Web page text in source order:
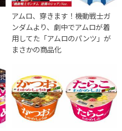
アムロ、穿きます！機動戦士ガ
ンダムより、劇中でアムロが着
用してた「アムロのパンツ」が
まさかの商品化